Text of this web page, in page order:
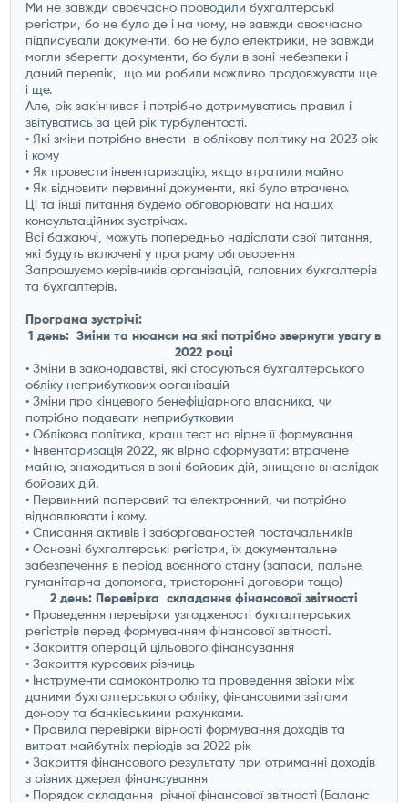
Ми не завжди своєчасно проводили бухгалтерські
регістри, бо не було де і на чому, не завжди своєчасно
підписували документи, бо не було електрики, не завжди
могли зберегти документи, бо були в зоні небезпеки і
даний перелік, що ми робили можливо продовжувати ще
і ще.
Але, рік закінчився і потрібно дотримуватись правил і
звітуватись за цей рік турбулентості.
• Які зміни потрібно внести в облікову політику на 2023 рік
і кому
• Як провести інвентаризацію, якщо втратили майно
• Як відновити первинні документи, які було втрачено.
Ці та інші питання будемо обговорювати на наших
консультаційних зустрічах.
Всі бажаючі, можуть попередньо надіслати свої питання,
які будуть включені у програму обговорення
Запрошуємо керівників організацій, головних бухгалтерів
та бухгалтерів.
Програма зустрічі:
1 день: Зміни та нюанси на які потрібно звернути увагу в
2022 році
• Зміни в законодавстві, які стосуються бухгалтерського
обліку неприбуткових організацій
• Зміни про кінцевого бенефіціарного власника, чи
потрібно подавати неприбутковим
• Облікова політика, краш тест на вірне її формування
• Інвентаризація 2022, як вірно сформувати: втрачене
майно, знаходиться в зоні бойових дій, знищене внаслідок
бойових дій.
• Первинний паперовий та електронний, чи потрібно
відновлювати і кому.
• Списання активів і заборгованостей постачальників
• Основні бухгалтерські регістри, їх документальне
забезпечення в період воєнного стану (запаси, пальне,
гуманітарна допомога, тристоронні договори тощо)
2 день: Перевірка складання фінансової звітності
• Проведення перевірки узгодженості бухгалтерських
регістрів перед формуванням фінансової звітності.
• Закриття операцій цільового фінансування
• Закриття курсових різниць
• Інструменти самоконтролю та проведення звірки між
даними бухгалтерського обліку, фінансовими звітами
донору та банківськими рахунками.
• Правила перевірки вірності формування доходів та
витрат майбутніх періодів за 2022 рік
• Закриття фінансового результату при отриманні доходів
з різних джерел фінансування
• Порядок складання річної фінансової звітності (Баланс